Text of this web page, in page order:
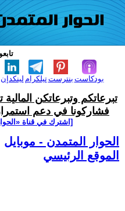
لينكدإن تيلكرامبنترست بودكاست
تبرعاتكم وتبرعاتكن
فشاركونا في دعم
[اشترك في قناة
الحوار المتمدن - موبايل
الموقع الرئيسي